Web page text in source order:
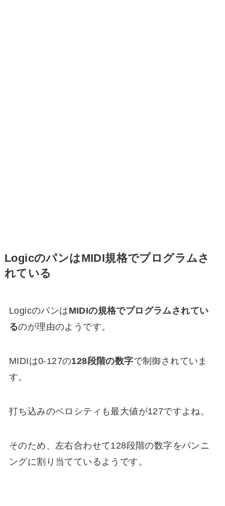
LogicのパンはMIDI規格でプログラムさ
れている
LogicのパンはMIDIの規格でプログラムされてい
るのが理由のようです。
MIDIは0-127の128段階の数字で制御されていま
す。
打ち込みのベロシティも最大値が127ですよね。
そのため、左右合わせて128段階の数字をパンニ
ングに割り当てているようです。